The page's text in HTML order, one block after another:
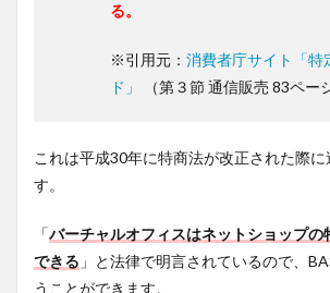
る。
※引用元： 消費者庁サイト「特
ド」
（第３節 通信販売 83ペー
これは平成30年に特商法が改正された際
す。
「バーチャルオフィスはネットショップの
できる 」と法律で明言されているので、
うことができます。